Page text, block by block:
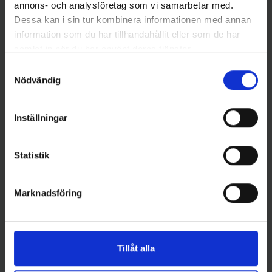
annons- och analysföretag som vi samarbetar med.
Dessa kan i sin tur kombinera informationen med annan
information som du har tillhandahållit eller som de har
Nödvändig
Inställningar
Statistik
Marknadsföring
Tillåt alla
Westin
Jigghuvud RoundUp LT 5g
49 kr
Mieko Predator
Mieko Stinger Havsfiske 15 cm
79 kr